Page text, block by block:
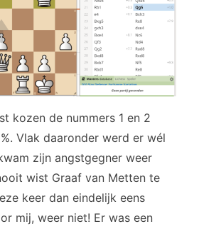
kozen de nummers 1 en 2
Vlak daaronder werd er wél
zijn angstgegner weer
wist Graaf van Metten te
keer dan eindelijk eens
mij, weer niet! Er was een